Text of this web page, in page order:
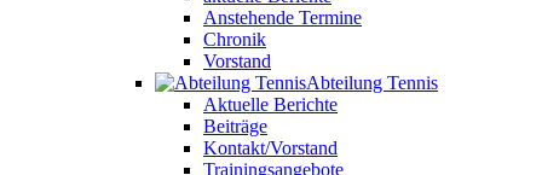
Anstehende Termine
Chronik
Vorstand
Abteilung Tennis
Aktuelle Berichte
Beiträge
Kontakt/Vorstand
Trainingsangebote